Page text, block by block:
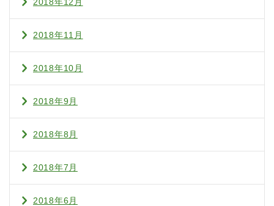
2018年11月
2018年10月
2018年9月
2018年8月
2018年7月
2018年6月